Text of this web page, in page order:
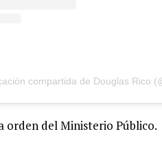
compartida de Douglas Rico
orden del Ministerio Público.